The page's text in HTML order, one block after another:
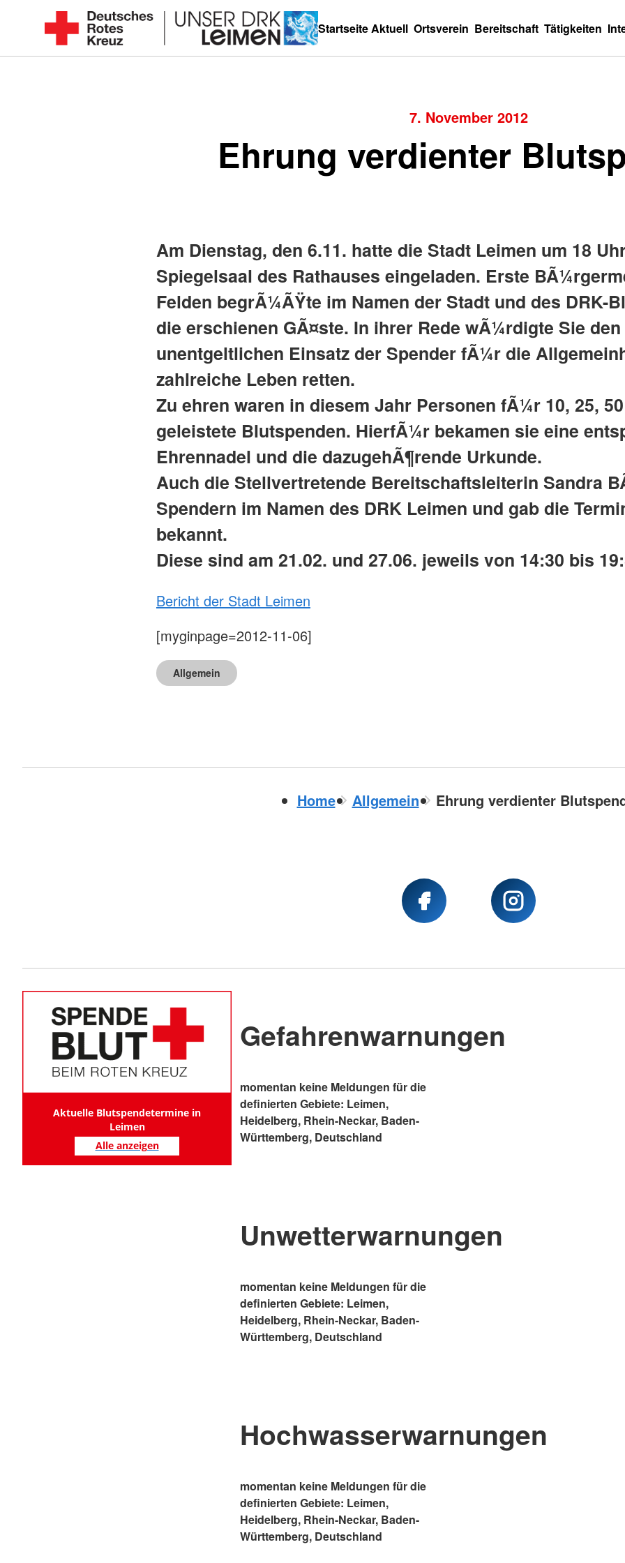
springen
Seit
StartseiteAktuell Ortsverein Bereitschaft Tätigkeiten
7. November 2012
Ehrung verdienter
Am Dienstag, den 6.11. hatte die Stadt Leimen um 18
Spiegelsaal des Rathauses eingeladen. Erste
Felden begrÃ¼ÃŸte im Namen der Stadt und des DRK-
die erschienen GÃ¤ste. In ihrer Rede wÃ¼rdigte Sie
unentgeltlichen Einsatz der Spender fÃ¼r die
zahlreiche Leben retten.
Zu ehren waren in diesem Jahr Personen fÃ¼r 10, 25,
geleistete Blutspenden. HierfÃ¼r bekamen sie eine
Ehrennadel und die dazugehÃ¶rende Urkunde.
Auch die Stellvertretende Bereitschaftsleiterin Sandra
Spendern im Namen des DRK Leimen und gab die
bekannt.
Diese sind am 21.02. und 27.06. jeweils von 14:30 bis
Bericht der Stadt Leimen
[myginpage=2012-11-06]
Allgemein
Home Allgemein Ehrung verdienter
Aktuelle Blutspendetermine in
Leimen
Alle anzeigen
Gefahrenwarnungen
momentan keine Meldungen für die
definierten Gebiete: Leimen,
Heidelberg, Rhein-Neckar, Baden-
Württemberg, Deutschland
Unwetterwarnungen
momentan keine Meldungen für die
definierten Gebiete: Leimen,
Heidelberg, Rhein-Neckar, Baden-
Württemberg, Deutschland
Hochwasserwarnungen
momentan keine Meldungen für die
definierten Gebiete: Leimen,
Heidelberg, Rhein-Neckar, Baden-
Württemberg, Deutschland